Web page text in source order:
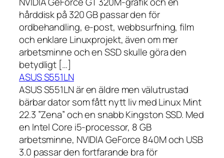
hårddisk på 320 GB passar den för
ordbehandling, e-post, webbsurfning, film
och enklare Linuxprojekt, även om mer
arbetsminne och en SSD skulle göra den
betydligt […]
ASUS S551LN
ASUS S551LN är en äldre men välutrustad
bärbar dator som fått nytt liv med Linux Mint
22.3 ”Zena” och en snabb Kingston SSD. Med
en Intel Core i5-processor, 8 GB
arbetsminne, NVIDIA GeForce 840M och USB
3.0 passar den fortfarande bra för